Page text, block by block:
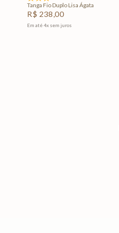
Tanga Fio Duplo Lisa Ágata
R$ 238,00
Em até4x sem juros